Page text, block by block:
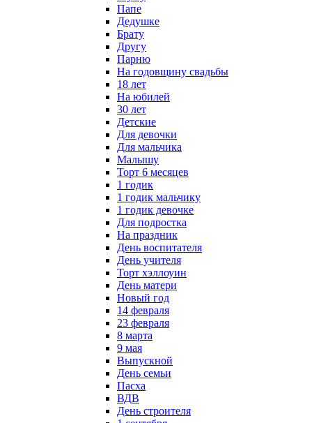
Папе
Дедушке
Брату
Другу
Парню
На годовщину свадьбы
18 лет
На юбилей
30 лет
Детские
Для девочки
Для мальчика
Малышу
Торт 6 месяцев
1 годик
1 годик мальчику
1 годик девочке
Для подростка
На праздник
День воспитателя
День учителя
Торт хэллоуин
День матери
Новый год
14 февраля
23 февраля
8 марта
9 мая
Выпускной
День семьи
Пасха
ВДВ
День строителя